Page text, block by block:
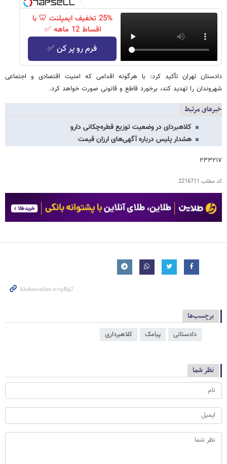
25% تخفیف ایمپلنت 🦷 با
اقساط 12 ماهه ✅
فرم رو پر کن ✅
دادستان تهران تأکید کرد: با هرگونه اقدامی که امنیت اقتصادی و اجتماعی
شهروندان را تهدید کند، برخورد قاطع و قانونی صورت خواهد کرد.
خبرهای مرتبط
کلاهبردای در وضعیت توزیع قطره‌چکانی دارو
هشدار پلیس درباره آگهی‌های ارزان قیمت
۲۳۳۲۱۷
کد مطلب 2216711
برچسب‌ها
دادستانی پیامک کلاهبرداری
نظر شما